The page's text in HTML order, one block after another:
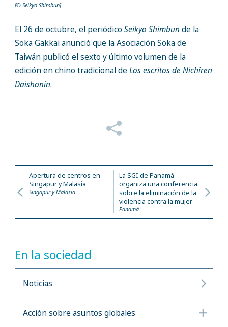
[© Seikyo Shimbun]
El 26 de octubre, el periódico Seikyo Shimbun de la
Soka Gakkai anunció que la Asociación Soka de
Taiwán publicó el sexto y último volumen de la
edición en chino tradicional de Los escritos de Nichiren
Daishonin.
Apertura de centros en
Singapur y Malasia
Singapur y Malasia
La SGI de Panamá
organiza una conferencia
sobre la eliminación de la
violencia contra la mujer
Panamá
En la sociedad
Noticias
Acción sobre asuntos globales